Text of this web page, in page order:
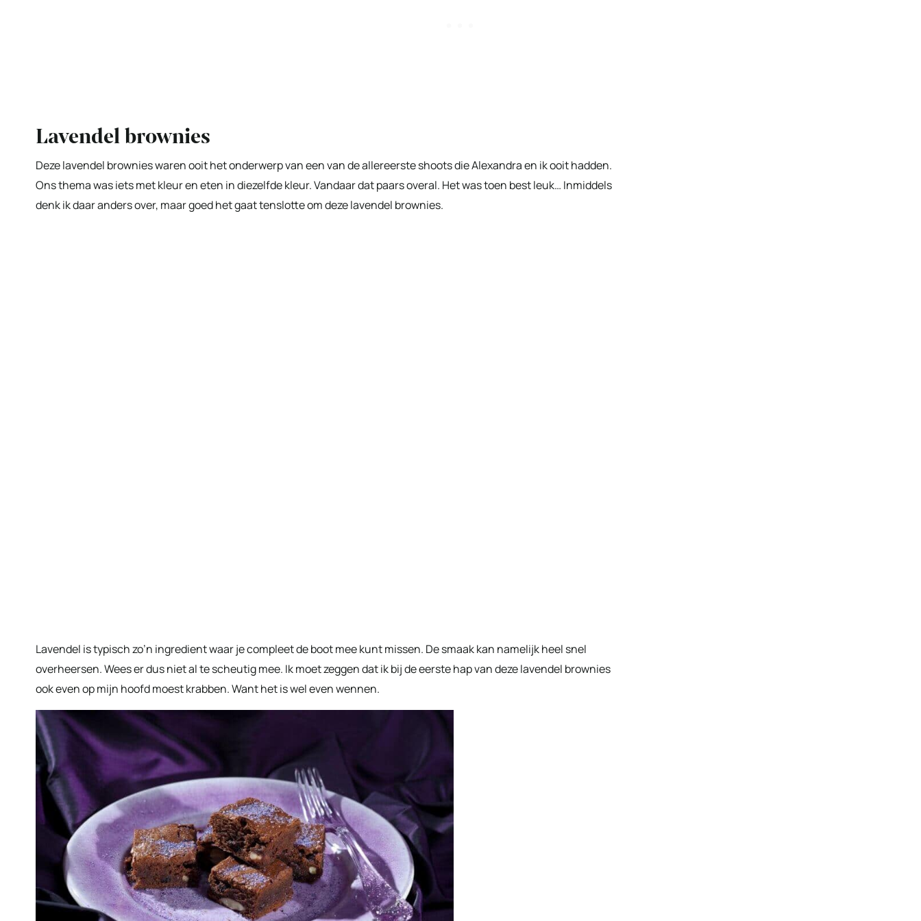
Lavendel brownies
Deze lavendel brownies waren ooit het onderwerp van een van de allereerste shoots die Alexandra en ik ooit hadden.
Ons thema was iets met kleur en eten in diezelfde kleur. Vandaar dat paars overal. Het was toen best leuk… Inmiddels
denk ik daar anders over, maar goed het gaat tenslotte om deze lavendel brownies.
Lavendel is typisch zo’n ingredient waar je compleet de boot mee kunt missen. De smaak kan namelijk heel snel
overheersen. Wees er dus niet al te scheutig mee. Ik moet zeggen dat ik bij de eerste hap van deze lavendel brownies
ook even op mijn hoofd moest krabben. Want het is wel even wennen.